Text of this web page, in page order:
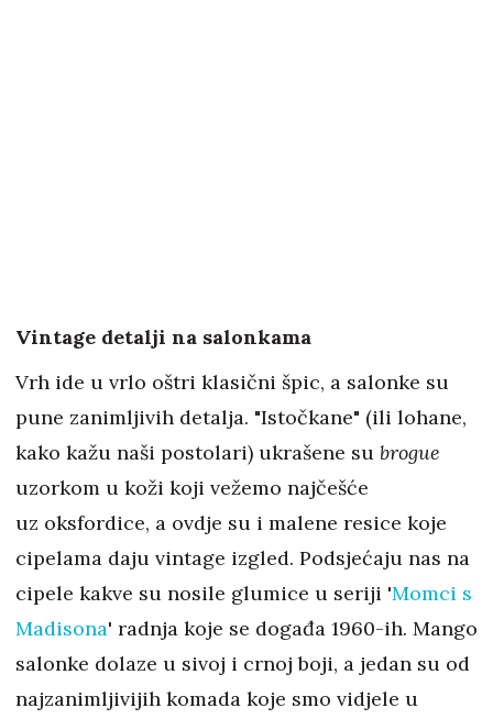
Vintage detalji na salonkama
Vrh ide u vrlo oštri klasični špic, a salonke su
pune zanimljivih detalja. "Istočkane" (ili lohane,
kako kažu naši postolari) ukrašene su brogue
uzorkom u koži koji vežemo najčešće
uz oksfordice, a ovdje su i malene resice koje
cipelama daju vintage izgled. Podsjećaju nas na
cipele kakve su nosile glumice u seriji 'Momci s
Madisona' radnja koje se događa 1960-ih. Mango
salonke dolaze u sivoj i crnoj boji, a jedan su od
najzanimljivijih komada koje smo vidjele u